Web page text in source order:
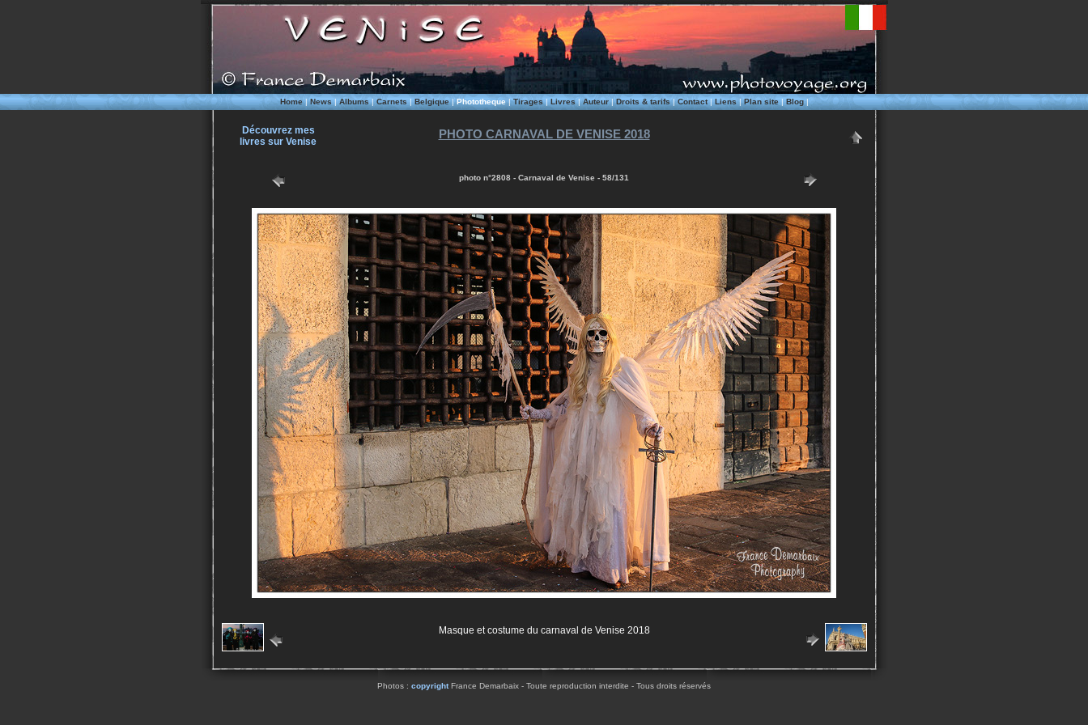
Home|News| Albums| Carnets|Belgique|Phototheque|Tirages|Livres|Auteur|Droits & tarifs|Contact|Liens|Plan site|Blog|
Découvrez mes
livres sur Venise
PHOTO CARNAVAL DE VENISE 2018
photo n°2808 - Carnaval de Venise - 58/131
Masque et costume du carnaval de Venise 2018
Photos : copyrightFrance Demarbaix - Toute reproduction interdite - Tous droits réservés